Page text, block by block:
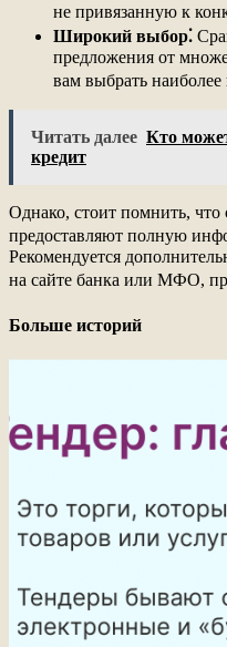
не привязанную к
Широкий выбор⁚
предложения от
вам выбрать
Читать далее Кто
кредит
Однако, стоит помнить, что
предоставляют полную
Рекомендуется
на сайте банка или МФО,
Больше историй